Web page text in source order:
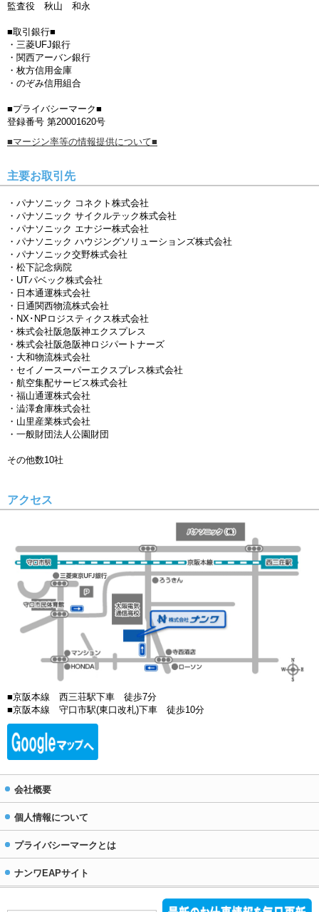
監査役 秋山 和永
■取引銀行■
・三菱UFJ銀行
・関西アーバン銀行
・枚方信用金庫
・のぞみ信用組合
■プライバシーマーク■
登録番号 第20001620号
■マージン率等の情報提供について■
主要お取引先
・パナソニック コネクト株式会社
・パナソニック サイクルテック株式会社
・パナソニック エナジー株式会社
・パナソニック ハウジングソリューションズ株式会社
・パナソニック交野株式会社
・松下記念病院
・UTパベック株式会社
・日本通運株式会社
・日通関西物流株式会社
・NX･NPロジスティクス株式会社
・株式会社阪急阪神エクスプレス
・株式会社阪急阪神ロジパートナーズ
・大和物流株式会社
・セイノースーパーエクスプレス株式会社
・航空集配サービス株式会社
・福山通運株式会社
・澁澤倉庫株式会社
・山里産業株式会社
・一般財団法人公園財団
その他数10社
アクセス
■京阪本線 西三荘駅下車 徒歩7分
■京阪本線 守口市駅(東口改札)下車 徒歩10分
会社概要
個人情報について
プライバシーマークとは
ナンワEAPサイト